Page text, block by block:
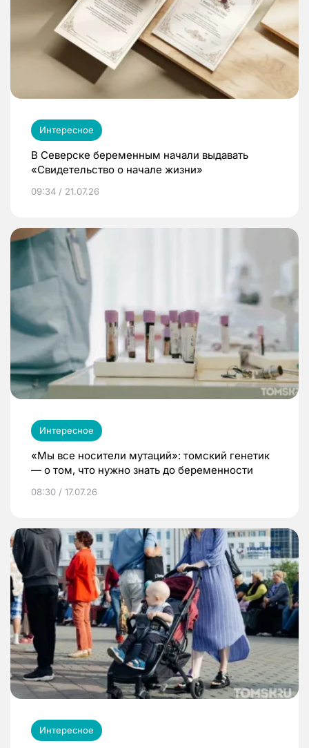
Интересное
В Северске беременным начали выдавать
«Свидетельство о начале жизни»
09:34 / 21.07.26
Интересное
«Мы все носители мутаций»: томский генетик
— о том, что нужно знать до беременности
08:30 / 17.07.26
Интересное